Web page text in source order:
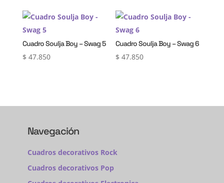
Cuadro Soulja Boy – Swag 5
$ 47.850
Cuadro Soulja Boy – Swag 6
$ 47.850
Navegación
Cuadros decorativos Rock
Cuadros decorativos Pop